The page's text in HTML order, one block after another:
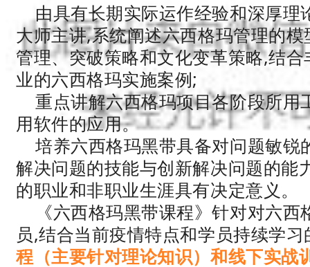
由具有长期实际运作经验和深厚理
大师主讲,系统阐述六西格玛管理的
管理、突破策略和文化变革策略,结
业的六西格玛实施案例;
重点讲解六西格玛项目各阶段所
用软件的应用。
培养六西格玛黑带具备对问题敏锐
解决问题的技能与创新解决问题的能
的职业和非职业生涯具有决定意义。
《六西格玛黑带课程》针对对六
员,结合当前疫情特点和学员持续学
程（主要针对理论知识）和线下实战